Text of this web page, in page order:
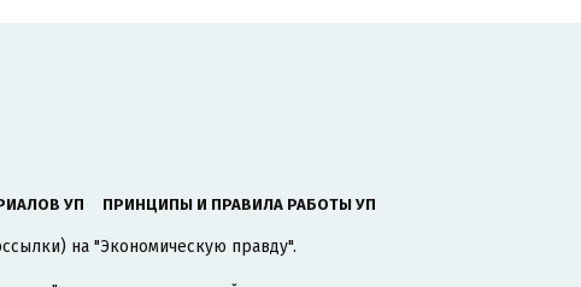
УП ПРИНЦИПЫ И ПРАВИЛА РАБОТЫ УП
на "Экономическую правду".